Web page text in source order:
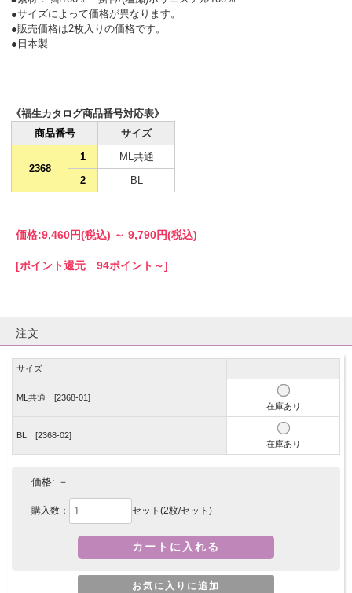
●サイズによって価格が異なります。
●販売価格は2枚入りの価格です。
●日本製
《福生カタログ商品番号対応表》
商品番号
サイズ
2368
1
ML共通
2
BL
価格:9,460円(税込) ～ 9,790円(税込)
[ポイント還元 94ポイント～]
注文
サイズ
ML共通 [2368-01]
在庫あり
BL [2368-02]
在庫あり
価格: －
購入数： セット(2枚/セット)